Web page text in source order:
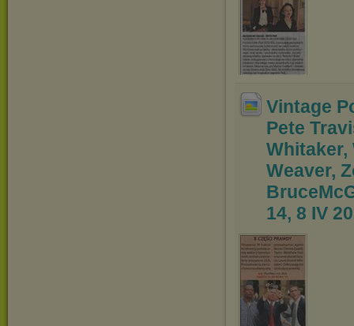
Vintage
Pete Tra
Whitaker,
Weaver,
Bruce
14, 8 IV